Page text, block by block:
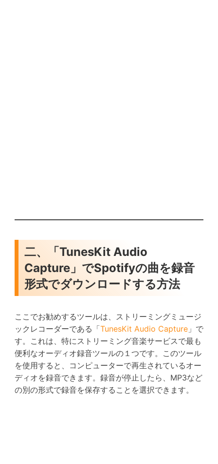
二、「TunesKit Audio
Capture」でSpotifyの曲を録音
形式でダウンロードする方法
ここでお勧めするツールは、ストリーミングミュージ
ックレコーダーである「TunesKit Audio Capture 」で
す。これは、特にストリーミング音楽サービスで最も
便利なオーディオ録音ツールの１つです。このツール
を使用すると、コンピューターで再生されているオー
ディオを録音できます。録音が停止したら、MP3など
の別の形式で録音を保存することを選択できます。